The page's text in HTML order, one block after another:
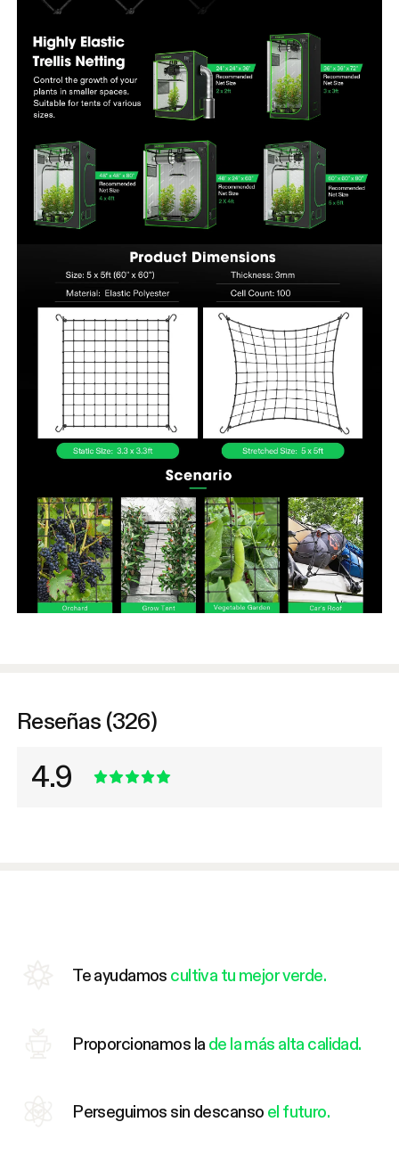
Reseñas (326)
4.9
Te ayudamos cultiva tu mejor verde.
Proporcionamos la de la más alta calidad.
Perseguimos sin descanso el futuro.